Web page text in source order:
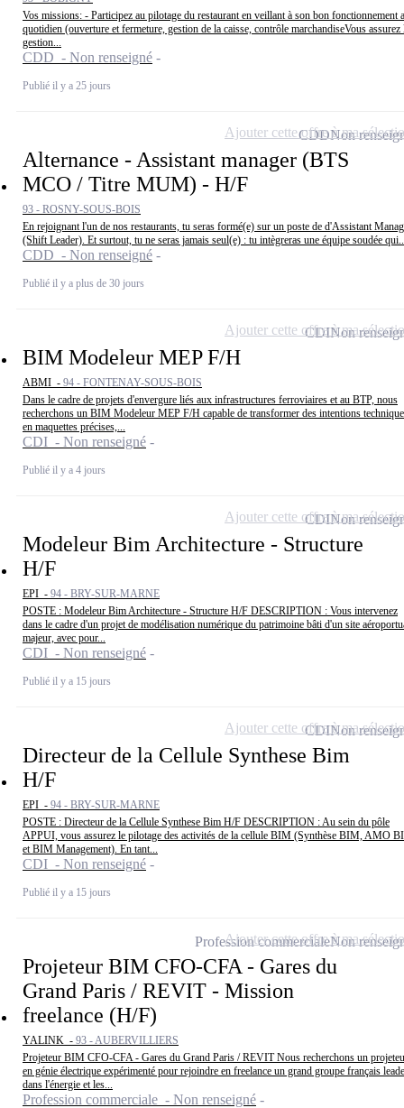
Vos missions: - Participez au pilotage du restaurant en veillant à son bon fonctionnement
quotidien (ouverture et fermeture, gestion de la caisse, contrôle marchandiseVous assurez
gestion...
CDD - Non renseigné
Publié il y a 25 jours
Alternance - Assistant manager (BTS
MCO / Titre MUM) - H/F
93 - ROSNY-SOUS-BOIS
En rejoignant l'un de nos restaurants, tu seras formé(e) sur un poste de d'Assistant
(Shift Leader). Et surtout, tu ne seras jamais seul(e) : tu intègreras une équipe soudée
CDD - Non renseigné
Publié il y a plus de 30 jours
CDDNon
Ajouter cette offre à ma
BIM Modeleur MEP F/H
ABMI - 94 - FONTENAY-SOUS-BOIS
Dans le cadre de projets d'envergure liés aux infrastructures ferroviaires et au BTP, nous
recherchons un BIM Modeleur MEP F/H capable de transformer des intentions
en maquettes précises,...
CDI - Non renseigné
Publié il y a 4 jours
CDINon
Ajouter cette offre à ma
Modeleur Bim Architecture - Structure
H/F
EPI - 94 - BRY-SUR-MARNE
POSTE : Modeleur Bim Architecture - Structure H/F DESCRIPTION : Vous intervenez
dans le cadre d'un projet de modélisation numérique du patrimoine bâti d'un site
majeur, avec pour...
CDI - Non renseigné
Publié il y a 15 jours
CDINon
Ajouter cette offre à ma
Directeur de la Cellule Synthese Bim
H/F
EPI - 94 - BRY-SUR-MARNE
POSTE : Directeur de la Cellule Synthese Bim H/F DESCRIPTION : Au sein du pôle
APPUI, vous assurez le pilotage des activités de la cellule BIM (Synthèse BIM, AMO
et BIM Management). En tant...
CDI - Non renseigné
Publié il y a 15 jours
CDINon
Ajouter cette offre à ma
Projeteur BIM CFO-CFA - Gares du
Grand Paris / REVIT - Mission
freelance (H/F)
YALINK - 93 - AUBERVILLIERS
Projeteur BIM CFO-CFA - Gares du Grand Paris / REVIT Nous recherchons un
en génie électrique expérimenté pour rejoindre en freelance un grand groupe français
dans l'énergie et les...
Profession commerciale - Non renseigné
Profession commercialeNon
Ajouter cette offre à ma